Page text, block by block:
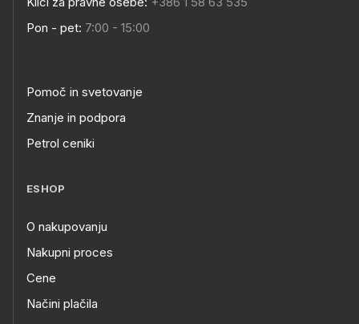
Pon - pet: 7:00 - 15:00
Pomoč in svetovanje
Znanje in podpora
Petrol ceniki
ESHOP
O nakupovanju
Nakupni proces
Cene
Načini plačila